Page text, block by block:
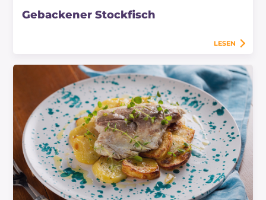
Gebackener Stockfisch
LESEN